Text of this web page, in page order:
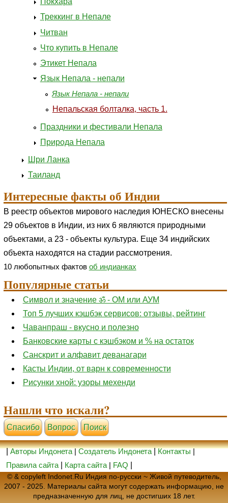
Треккинг в Непале
Читван
Что купить в Непале
Этикет Непала
Язык Непала - непали
Язык Непала - непали
Непальская болталка, часть 1.
Праздники и фестивали Непала
Природа Непала
Шри Ланка
Таиланд
Интересные факты об Индии
В реестр объектов мирового наследия ЮНЕСКО внесены
29 объектов в Индии, из них 6 являются природными
объектами, а 23 - объекты культура. Еще 34 индийских
объекта находятся на стадии рассмотрения.
10 любопытных фактов об индианках
Популярные статьи
Символ и значение ॐ - ОМ или АУМ
Топ 5 лучших кэшбэк сервисов: отзывы, рейтинг
Чаванпраш - вкусно и полезно
Банковские карты с кэшбэком и % на остаток
Санскрит и алфавит деванагари
Касты Индии, от варн к современности
Рисунки хной: узоры мехенди
Нашли что искали?
Cпасибо Вопрос Поиск
|Авторы Индонета|Создатель Индонета|Контакты|
Правила сайта
Карта сайта | FAQ
© & copyleft Indonet.Ru Индия по-русски ~ Живой путеводитель,
2007 - 2025. Материалы сайта могут содержать информацию, не
предназначенную для лиц, не достигших 18 лет.